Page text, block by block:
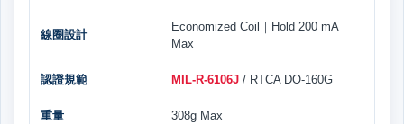
線圈設計
Economized Coil｜Hold 200 mA
Max
認證規範 MIL-R-6106J / RTCA DO-160G
重量 308g Max